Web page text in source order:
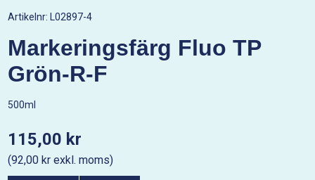
Artikelnr: L02897-4
Markeringsfärg Fluo TP
Grön-R-F
500ml
115,00 kr
(92,00 kr exkl. moms)